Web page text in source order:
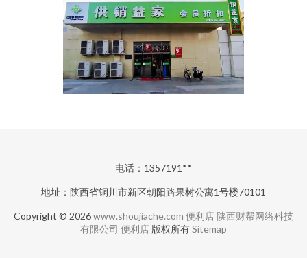
电话：1357191**
地址：陕西省铜川市新区朝阳路果树公寓1号楼70101
Copyright © 2026www.shoujiache.com 便利店 陕西财帮网络科技
有限公司 便利店 版权所有Sitemap